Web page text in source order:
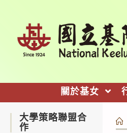
關於基女
大學策略聯盟合
作